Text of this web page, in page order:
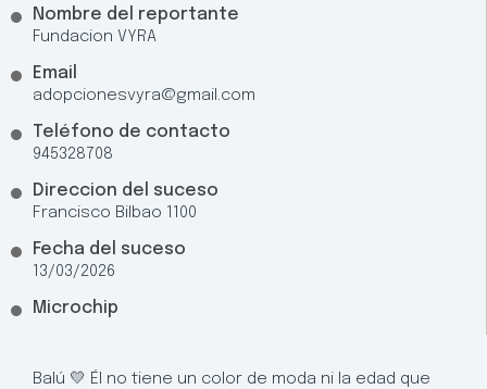
Nombre del reportante
Fundacion VYRA
Email
adopcionesvyra@gmail.com
Teléfono de contacto
945328708
Direccion del suceso
Francisco Bilbao 1100
Fecha del suceso
13/03/2026
Microchip
Balú 💛 Él no tiene un color de moda ni la edad que